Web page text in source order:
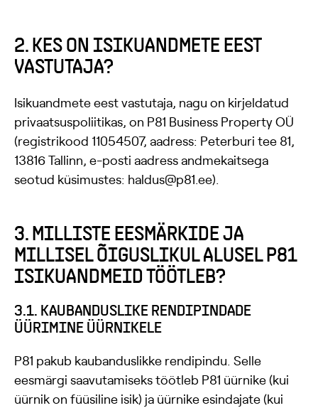
2. KES ON ISIKUANDMETE EEST
VASTUTAJA?
Isikuandmete eest vastutaja, nagu on kirjeldatud
privaatsuspoliitikas, on P81 Business Property OÜ
(registrikood 11054507, aadress: Peterburi tee 81,
13816 Tallinn, e-posti aadress andmekaitsega
seotud küsimustes: haldus@p81.ee).
3. MILLISTE EESMÄRKIDE JA
MILLISEL ÕIGUSLIKUL ALUSEL P81
ISIKUANDMEID TÖÖTLEB?
3.1. KAUBANDUSLIKE RENDIPINDADE
ÜÜRIMINE ÜÜRNIKELE
P81 pakub kaubanduslikke rendipindu. Selle
eesmärgi saavutamiseks töötleb P81 üürnike (kui
üürnik on füüsiline isik) ja üürnike esindajate (kui